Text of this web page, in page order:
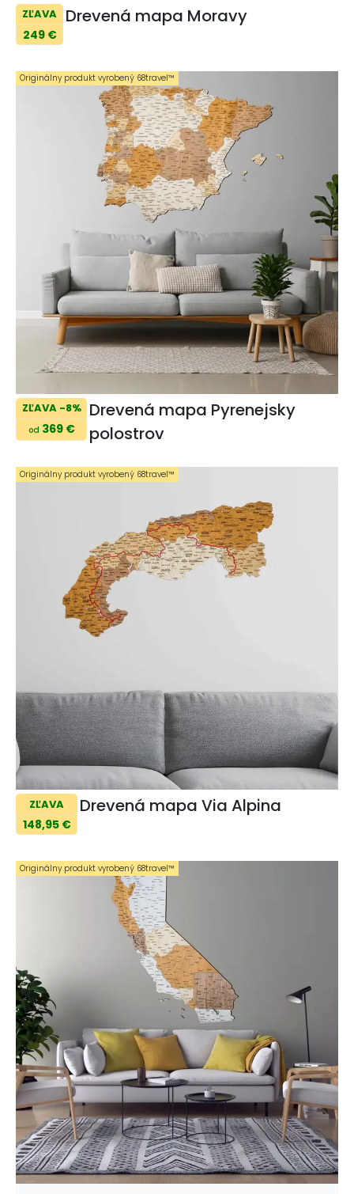
ZĽAVA
249 €
Drevená mapa Moravy
ZĽAVA -8%
od 369 €
Drevená mapa Pyrenejsky
polostrov
Originálny produkt vyrobený 68travel™️
ZĽAVA
148,95 €
Drevená mapa Via Alpina
Originálny produkt vyrobený 68travel™️
Originálny produkt vyrobený 68travel™️